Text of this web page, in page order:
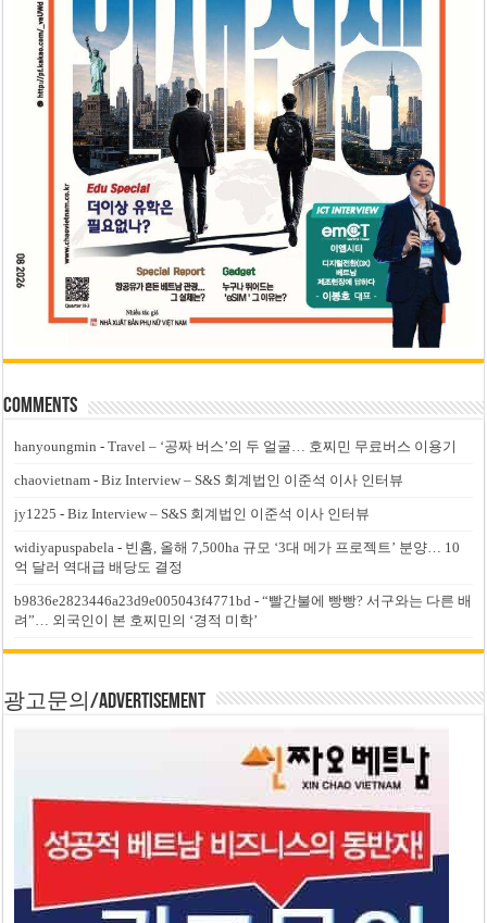
Comments
hanyoungmin -Travel – ‘공짜 버스’의 두 얼굴… 호찌민 무료버스 이용기
chaovietnam -Biz Interview – S&S 회계법인 이준석 이사 인터뷰
jy1225 -Biz Interview – S&S 회계법인 이준석 이사 인터뷰
widiyapuspabela - 빈홈, 올해 7,500ha 규모 ‘3대 메가 프로젝트’ 분양… 10
억 달러 역대급 배당도 결정
b9836e2823446a23d9e005043f4771bd -“빨간불에 빵빵? 서구와는 다른 배
려”… 외국인이 본 호찌민의 ‘경적 미학’
광고문의/Advertisement